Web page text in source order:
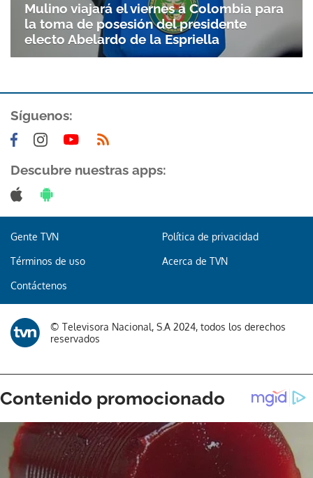
Gracias por suscribirte a nuestro boletín.
Mulino viajará el viernes a Colombia para
la toma de posesión del presidente
electo Abelardo de la Espriella
Síguenos:
Descubre nuestras apps:
Gente TVN Política de privacidad
Términos de uso Acerca de TVN
Contáctenos
© Televisora Nacional, S.A 2024, todos los derechos
reservados